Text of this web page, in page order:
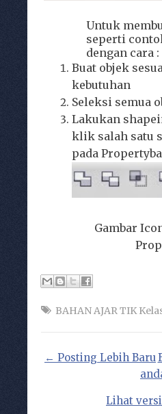
Untuk
seperti
dengan cara :
Buat objek
kebutuhan
Seleksi semua
Lakukan
klik salah satu
pada
Gambar
BAHAN AJAR TIK
← Posting Lebih Baru
Lihat